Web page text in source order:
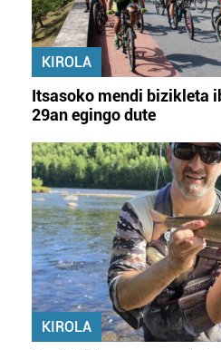
KIROLA
Itsasoko mendi bizikleta
29an egingo dute
KIROLA